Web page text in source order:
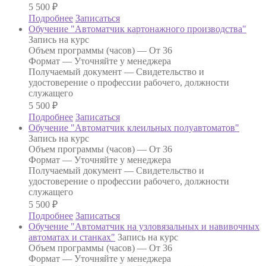
5 500 ₽
Подробнее Записаться
Обучение "Автоматчик картонажного производства"
Запись на курс
Объем программы (часов) — От 36
Формат — Уточняйте у менеджера
Получаемый документ — Свидетельство и
удостоверение о профессии рабочего, должности
служащего
5 500 ₽
Подробнее Записаться
Обучение "Автоматчик клеильных полуавтоматов"
Запись на курс
Объем программы (часов) — От 36
Формат — Уточняйте у менеджера
Получаемый документ — Свидетельство и
удостоверение о профессии рабочего, должности
служащего
5 500 ₽
Подробнее Записаться
Обучение "Автоматчик на узловязальных и навивочных
автоматах и станках" Запись на курс
Объем программы (часов) — От 36
Формат — Уточняйте у менеджера